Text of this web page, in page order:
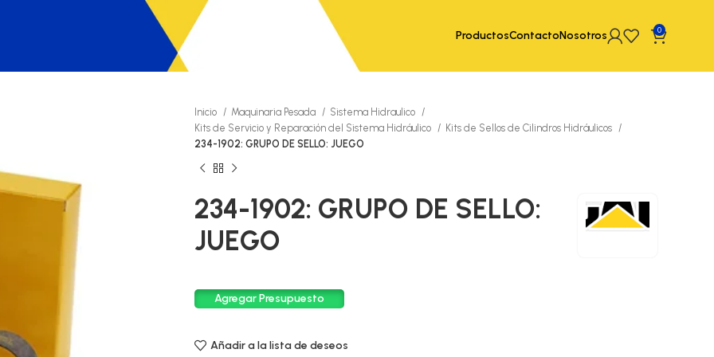
ProductosContactoNosotros 0
Inicio Maquinaria Pesada
Sistema Hidraulico
Kits de Servicio y Reparación del Sistema Hidráulico
Kits de Sellos de Cilindros Hidráulicos
234-1902: GRUPO DE SELLO: JUEGO
234-1902: GRUPO DE SELLO:
JUEGO
Agregar Presupuesto
Añadir a la lista de deseos